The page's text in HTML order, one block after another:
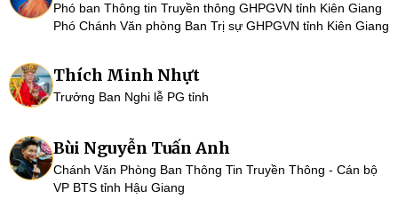
Phó ban Thông tin Truyền thông GHPGVN tỉnh Kiên Giang
Phó Chánh Văn phòng Ban Trị sự GHPGVN tỉnh Kiên Giang
Thích Minh Nhựt
Trưởng Ban Nghi lễ PG tỉnh
Bùi Nguyễn Tuấn Anh
Chánh Văn Phòng Ban Thông Tin Truyền Thông - Cán bộ
VP BTS tỉnh Hậu Giang